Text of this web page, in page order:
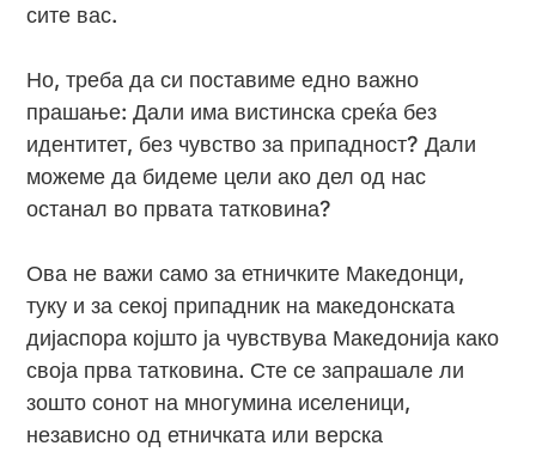
сите вас.
Но, треба да си поставиме едно важно
прашање: Дали има вистинска среќа без
идентитет, без чувство за припадност? Дали
можеме да бидеме цели ако дел од нас
останал во првата татковина?
Ова не важи само за етничките Македонци,
туку и за секој припадник на македонската
дијаспора којшто ја чувствува Македонија како
своја прва татковина. Сте се запрашале ли
зошто сонот на многумина иселеници,
независно од етничката или верска